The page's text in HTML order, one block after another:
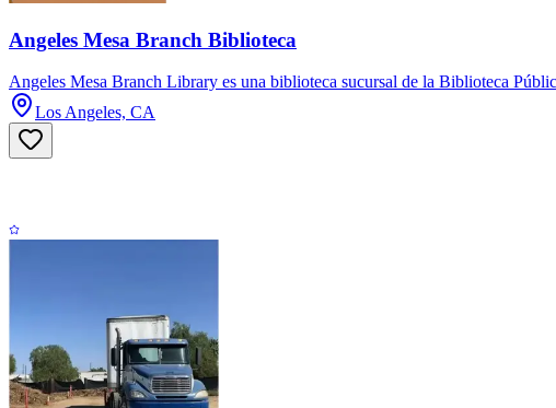
Angeles Mesa Branch Biblioteca
Angeles Mesa Branch Library es una biblioteca sucursal de la Biblioteca
Los Angeles, CA